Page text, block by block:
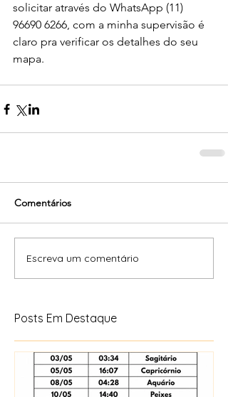
solicitar através do WhatsApp (11)
96690 6266, com a minha supervisão é
claro pra verificar os detalhes do seu
mapa.
Comentários
Escreva um comentário
Posts Em Destaque